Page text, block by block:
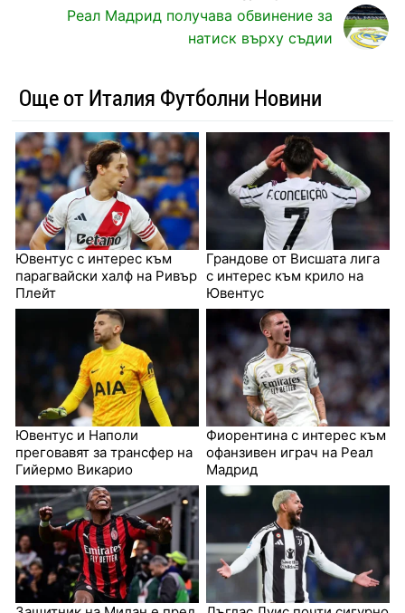
Реал Мадрид получава обвинение за
натиск върху съдии
Още от Италия Футболни Новини
Ювентус с интерес към
парагвайски халф на Ривър
Плейт
Грандове от Висшата лига
с интерес към крило на
Ювентус
Ювентус и Наполи
преговавят за трансфер на
Гийермо Викарио
Фиорентина с интерес към
офанзивен играч на Реал
Мадрид